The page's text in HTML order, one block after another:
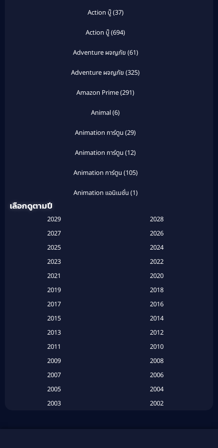
Action บู๊(37)
Action บู๊(694)
Adventure ผจญภัย (61)
Adventure ผจญภัย (325)
Amazon Prime(291)
Animal(6)
Animation การ์ตูน (29)
Animation การ์ตูน (12)
Animation การ์ตูน (105)
Animation แอนิเมชั่น (1)
Based on a True Story สร้างจากเรื่องจริง(2)
Based on a True Story เรื่องจริง (20)
Based on a True Story เรื่องจริง (16)
เลือกดูตามปี
2029
2028
2027
2026
2025
2024
2023
2022
2021
2020
2019
2018
2017
2016
2015
2014
2013
2012
2011
2010
2009
2008
2007
2006
2005
2004
2003
2002